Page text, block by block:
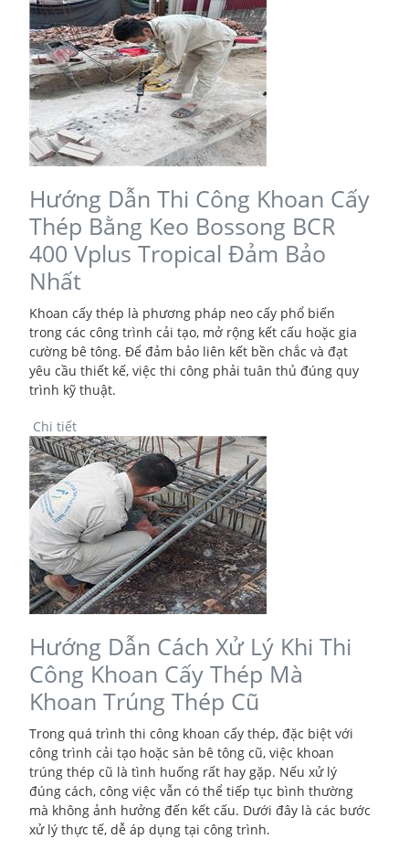
Hướng Dẫn Thi Công Khoan Cấy
Thép Bằng Keo Bossong BCR
400 Vplus Tropical Đảm Bảo
Nhất
Khoan cấy thép là phương pháp neo cấy phổ biến
trong các công trình cải tạo, mở rộng kết cấu hoặc gia
cường bê tông. Để đảm bảo liên kết bền chắc và đạt
yêu cầu thiết kế, việc thi công phải tuân thủ đúng quy
trình kỹ thuật.
Chi tiết
Hướng Dẫn Cách Xử Lý Khi Thi
Công Khoan Cấy Thép Mà
Khoan Trúng Thép Cũ
Trong quá trình thi công khoan cấy thép, đặc biệt với
công trình cải tạo hoặc sàn bê tông cũ, việc khoan
trúng thép cũ là tình huống rất hay gặp. Nếu xử lý
đúng cách, công việc vẫn có thể tiếp tục bình thường
mà không ảnh hưởng đến kết cấu. Dưới đây là các bước
xử lý thực tế, dễ áp dụng tại công trình.